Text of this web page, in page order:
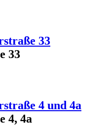
33
33
4 und 4a
4, 4a